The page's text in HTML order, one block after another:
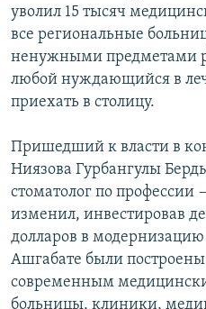
уволил 15 тысяч
все региональные
ненужными предметами
любой нуждающийся в
приехать в столицу.
Пришедший к власти в
Ниязова Гурбангулы
стоматолог по профессии
изменил, инвестировав
долларов в
Ашгабате были
современным
больницы, клиники,